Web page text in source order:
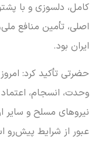
کامل، دلسوزی و با
اصلی، تأمین منافع
ایران بود.
حضرتی تأکید کرد:
وحدت، انسجام،
نیروهای مسلح و سایر
عبور از شرایط پیش‌رو